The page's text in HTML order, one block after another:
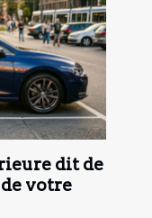
dit de
votre